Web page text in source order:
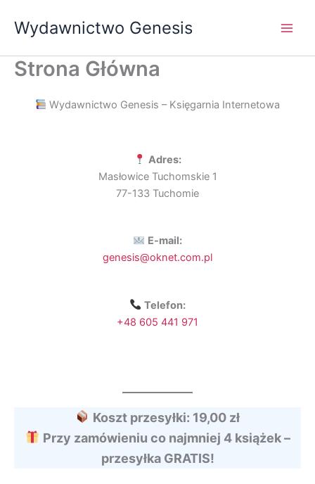
Wydawnictwo Genesis
Strona Główna
Wydawnictwo Genesis – Księgarnia Internetowa
Adres:
Masłowice Tuchomskie 1
77-133 Tuchomie
E-mail:
genesis@oknet.com.pl
Telefon:
+48 605 441 971
Koszt przesyłki: 19,00 zł
Przy zamówieniu co najmniej 4 książek –
przesyłka GRATIS!